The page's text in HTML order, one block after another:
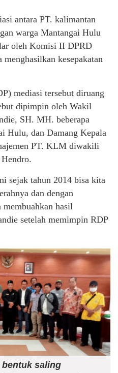
antara PT. kalimantan
warga Mantangai Hulu
oleh Komisi II DPRD
kesepakatan
mediasi tersebut diruang
dipimpin oleh Wakil
SH. MH. beberapa
Hulu, dan Damang Kepala
PT. KLM diwakili
sejak tahun 2014 bisa kita
dan dengan
membuahkan hasil
setelah memimpin RDP
bentuk saling